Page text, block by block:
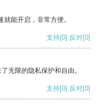
能开启，非常方便。
支持[0] 反对[0]
无限的隐私保护和自由。
支持[0] 反对[0]